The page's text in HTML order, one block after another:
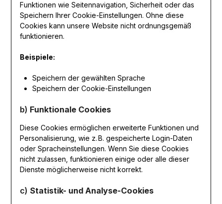
Funktionen wie Seitennavigation, Sicherheit oder das
Speichern Ihrer Cookie-Einstellungen. Ohne diese
Cookies kann unsere Website nicht ordnungsgemäß
funktionieren.
Beispiele:
Speichern der gewählten Sprache
Speichern der Cookie-Einstellungen
b) Funktionale Cookies
Diese Cookies ermöglichen erweiterte Funktionen und
Personalisierung, wie z. B. gespeicherte Login-Daten
oder Spracheinstellungen. Wenn Sie diese Cookies
nicht zulassen, funktionieren einige oder alle dieser
Dienste möglicherweise nicht korrekt.
c) Statistik- und Analyse-Cookies